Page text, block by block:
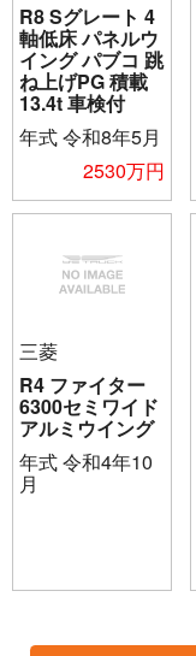
R8 Sグレート 4
軸低床 パネルウ
イング パブコ 跳
ね上げPG 積載
13.4t 車検付
年式令和8年5月
2530万円
三菱
R4 ファイター
6300セミワイド
アルミウイング
年式令和4年10
月